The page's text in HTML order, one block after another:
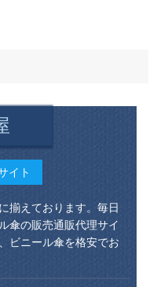
イト
揃えております。毎日
傘の販売通販代理サイ
ビニール傘を格安でお